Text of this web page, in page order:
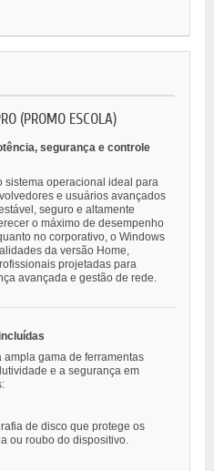
(PROMO ESCOLA)
segurança e controle
sistema operacional ideal para
e usuários avançados
seguro e altamente
o máximo de desempenho
no corporativo, o Windows
da versão Home,
projetadas para
avançada e gestão de rede.
ampla gama de ferramentas
e a segurança em
de disco que protege os
ou roubo do dispositivo.